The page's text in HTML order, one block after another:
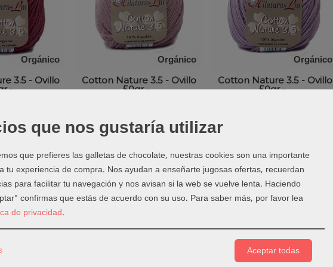
Orgánico
3.5 - Ovillo
-...
Orgánico
Cotton Nature 3.5 - Ovillo
50gr -...
Orgánico
Cotton Nature 3.5 - Ovillo
50gr -...
que nos gustaría utilizar
que prefieres las galletas de chocolate, nuestras cookies son una importante
tu experiencia de compra. Nos ayudan a enseñarte jugosas ofertas, recuerdan
para facilitar tu navegación y nos avisan si la web se vuelve lenta. Haciendo
confirmas que estás de acuerdo con su uso. Para saber más, por favor lea
de privacidad.
Aceptar todas